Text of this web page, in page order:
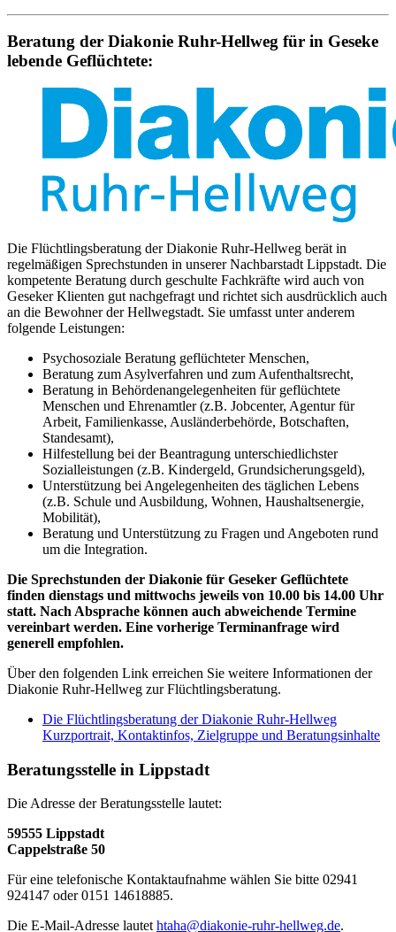
Beratung der Diakonie Ruhr-Hellweg für in Geseke
lebende Geflüchtete:
Die Flüchtlingsberatung der Diakonie Ruhr-Hellweg berät in
regelmäßigen Sprechstunden in unserer Nachbarstadt Lippstadt. Die
kompetente Beratung durch geschulte Fachkräfte wird auch von
Geseker Klienten gut nachgefragt und richtet sich ausdrücklich auch
an die Bewohner der Hellwegstadt. Sie umfasst unter anderem
folgende Leistungen:
Psychosoziale Beratung geflüchteter Menschen,
Beratung zum Asylverfahren und zum Aufenthaltsrecht,
Beratung in Behördenangelegenheiten für geflüchtete
Menschen und Ehrenamtler (z.B. Jobcenter, Agentur für
Arbeit, Familienkasse, Ausländerbehörde, Botschaften,
Standesamt),
Hilfestellung bei der Beantragung unterschiedlichster
Sozialleistungen (z.B. Kindergeld, Grundsicherungsgeld),
Unterstützung bei Angelegenheiten des täglichen Lebens
(z.B. Schule und Ausbildung, Wohnen, Haushaltsenergie,
Mobilität),
Beratung und Unterstützung zu Fragen und Angeboten rund
um die Integration.
Die Sprechstunden der Diakonie für Geseker Geflüchtete
finden dienstags und mittwochs jeweils von 10.00 bis 14.00 Uhr
statt. Nach Absprache können auch abweichende Termine
vereinbart werden. Eine vorherige Terminanfrage wird
generell empfohlen.
Über den folgenden Link erreichen Sie weitere Informationen der
Diakonie Ruhr-Hellweg zur Flüchtlingsberatung.
Die Flüchtlingsberatung der Diakonie Ruhr-Hellweg
Kurzportrait, Kontaktinfos, Zielgruppe und Beratungsinhalte
Beratungsstelle in Lippstadt
Die Adresse der Beratungsstelle lautet:
59555 Lippstadt
Cappelstraße 50
Für eine telefonische Kontaktaufnahme wählen Sie bitte 02941
924147 oder 0151 14618885.
Die E-Mail-Adresse lautethtaha@diakonie-ruhr-hellweg.de.